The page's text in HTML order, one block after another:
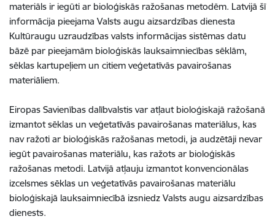
materiāls ir iegūti ar bioloģiskās ražošanas metodēm. Latvijā šī
informācija pieejama Valsts augu aizsardzības dienesta
Kultūraugu uzraudzības valsts informācijas sistēmas datu
bāzē par pieejamām bioloģiskās lauksaimniecības sēklām,
sēklas kartupeļiem un citiem veģetatīvās pavairošanas
materiāliem.
Eiropas Savienības dalībvalstis var atļaut bioloģiskajā ražošanā
izmantot sēklas un veģetatīvās pavairošanas materiālus, kas
nav ražoti ar bioloģiskās ražošanas metodi, ja audzētāji nevar
iegūt pavairošanas materiālu, kas ražots ar bioloģiskās
ražošanas metodi. Latvijā atļauju izmantot konvencionālas
izcelsmes sēklas un veģetatīvās pavairošanas materiālu
bioloģiskajā lauksaimniecībā izsniedz Valsts augu aizsardzības
dienests.